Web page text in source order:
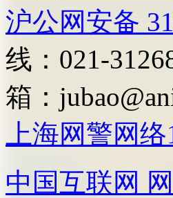
沪公网安备
线：021-
箱：
上海网警网络
中国互联网